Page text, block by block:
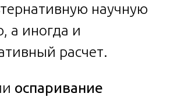
научную
а иногда и
расчет.
оспаривание